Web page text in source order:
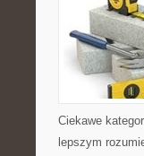
Ciekawe
lepszym